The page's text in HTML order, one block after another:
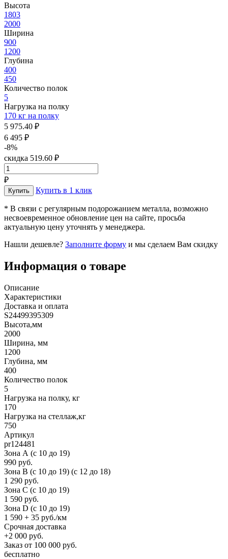
Высота
1803
2000
Ширина
900
1200
Глубина
400
450
Количество полок
5
Нагрузка на полку
170 кг на полку
5 975.40 ₽
6 495 ₽
-8%
скидка 519.60 ₽
₽
Купить в 1 клик
* В связи с регулярным подорожанием металла, возможно
несвоевременное обновление цен на сайте, просьба
актуальную цену уточнять у менеджера.
Нашли дешевле? Заполните форму и мы сделаем Вам скидку
Информация о товаре
Описание
Характеристики
Доставка и оплата
S24499395309
Высота,мм
2000
Ширина, мм
1200
Глубина, мм
400
Количество полок
5
Нагрузка на полку, кг
170
Нагрузка на стеллаж,кг
750
Артикул
pr124481
Зона А (c 10 до 19)
990 руб.
Зона B (c 10 до 19) (c 12 до 18)
1 290 руб.
Зона C (c 10 до 19)
1 590 руб.
Зона D (c 10 до 19)
1 590 + 35 руб./км
Срочная доставка
+2 000 руб.
Заказ от 100 000 руб.
бесплатно